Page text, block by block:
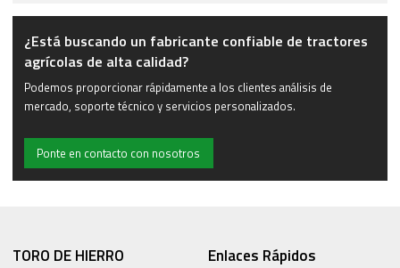
¿Está buscando un fabricante confiable de tractores
agrícolas de alta calidad?
Podemos proporcionar rápidamente a los clientes análisis de
mercado, soporte técnico y servicios personalizados.
Ponte en contacto con nosotros
TORO DE HIERRO Enlaces Rápidos